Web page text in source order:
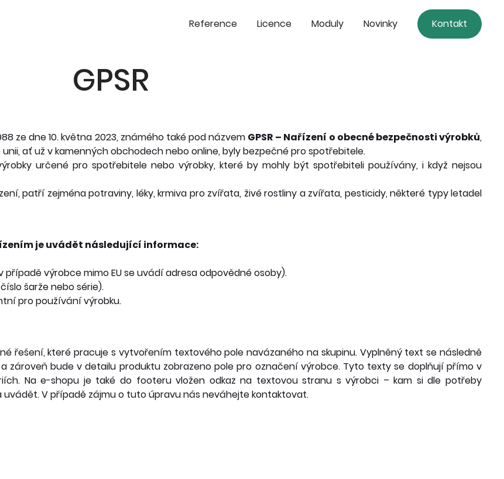
GPSR
ze dne 10. května 2023, známého také pod názvem GPSR – Nařízení o obecné bezpečnosti výrobků,
ať už v kamenných obchodech nebo online, byly bezpečné pro spotřebitele.
určené pro spotřebitele nebo výrobky, které by mohly být spotřebiteli používány, i když nejsou
patří zejména potraviny, léky, krmiva pro zvířata, živé rostliny a zvířata, pesticidy, některé typy letadel
je uvádět následující informace:
výrobce mimo EU se uvádí adresa odpovědné osoby).
šarže nebo série).
pro používání výrobku.
řešení, které pracuje s vytvořením textového pole navázaného na skupinu. Vyplněný text se následně
zároveň bude v detailu produktu zobrazeno pole pro označení výrobce. Tyto texty se doplňují přímo v
Na e-shopu je také do footeru vložen odkaz na textovou stranu s výrobci – kam si dle potřeby
V případě zájmu o tuto úpravu nás neváhejte kontaktovat.
Reference Licence Moduly Novinky Kontakt